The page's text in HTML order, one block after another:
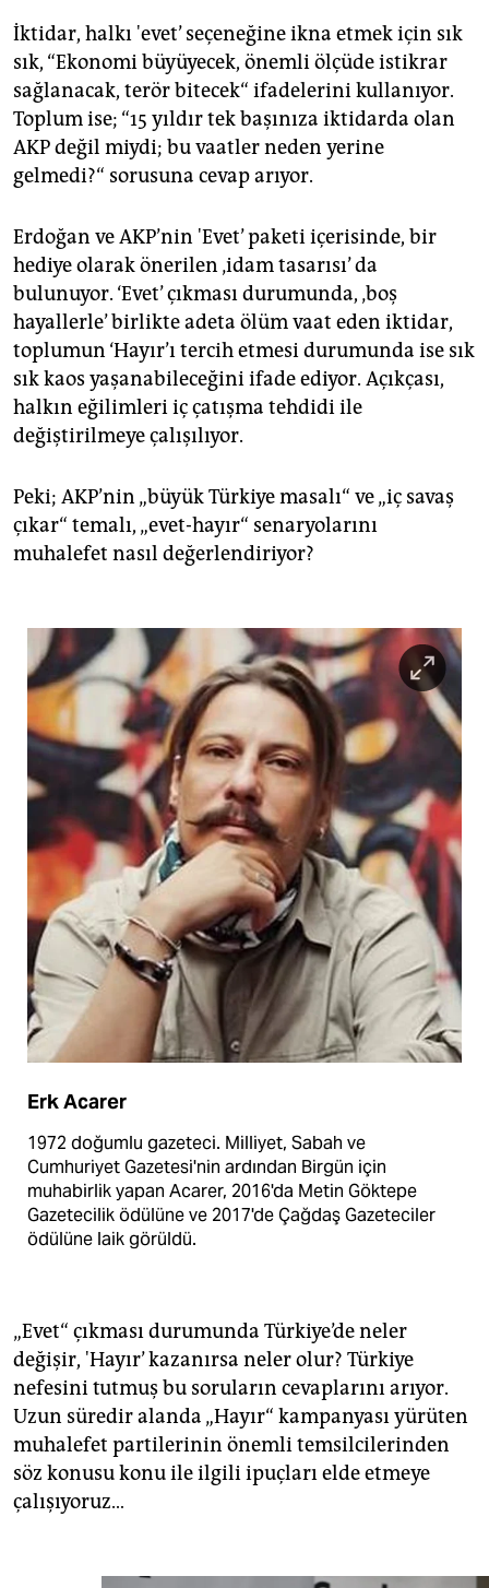
epaper login
İktidar, halkı 'evet’ seçeneğine ikna etmek için sık
sık, “Ekonomi büyüyecek, önemli ölçüde istikrar
sağlanacak, terör bitecek“ ifadelerini kullanıyor.
Toplum ise; “15 yıldır tek başınıza iktidarda olan
AKP değil miydi; bu vaatler neden yerine
gelmedi?“ sorusuna cevap arıyor.
Erdoğan ve AKP’nin 'Evet’ paketi içerisinde, bir
hediye olarak önerilen ‚idam tasarısı’ da
bulunuyor. ‘Evet’ çıkması durumunda, ‚boş
hayallerle’ birlikte adeta ölüm vaat eden iktidar,
toplumun ‘Hayır’ı tercih etmesi durumunda ise sık
sık kaos yaşanabileceğini ifade ediyor. Açıkçası,
halkın eğilimleri iç çatışma tehdidi ile
değiştirilmeye çalışılıyor.
Peki; AKP’nin „büyük Türkiye masalı“ ve „iç savaş
çıkar“ temalı, „evet-hayır“ senaryolarını
muhalefet nasıl değerlendiriyor?
Erk Acarer
1972 doğumlu gazeteci. Milliyet, Sabah ve
Cumhuriyet Gazetesi'nin ardından Birgün için
muhabirlik yapan Acarer, 2016'da Metin Göktepe
Gazetecilik ödülüne ve 2017'de Çağdaş Gazeteciler
ödülüne laik görüldü.
„Evet“ çıkması durumunda Türkiye’de neler
değişir, 'Hayır’ kazanırsa neler olur? Türkiye
nefesini tutmuş bu soruların cevaplarını arıyor.
Uzun süredir alanda „Hayır“ kampanyası yürüten
muhalefet partilerinin önemli temsilcilerinden
söz konusu konu ile ilgili ipuçları elde etmeye
çalışıyoruz…